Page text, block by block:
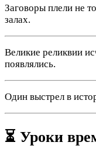
Заговоры плели не
залах.
Великие реликвии
появлялись.
Один выстрел в
⏳ Уроки